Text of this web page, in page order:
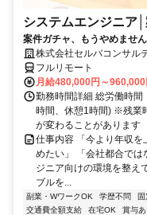
システムエンジニア
案件ガチャ、もうやめませ
株式会社セルバコンサル
フルリモート
月給480,000円～960,000
勤務時間詳細 総労働時
時間、休憩1時間) ※残業
が変わることがあります
仕事内容 「今より年収
めたい」 「会社都合では
ジニア向けの環境を整え
ブルを...
副業・WワークOK 学歴不問 固
交通費全額支給
在宅OK 賞与あ